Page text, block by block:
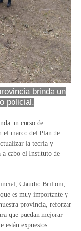
brinda un
policial.
un curso de
el marco del Plan de
la teoría y
a cabo el Instituto de
Claudio Brilloni,
es muy importante y
provincia, reforzar
que puedan mejorar
están expuestos